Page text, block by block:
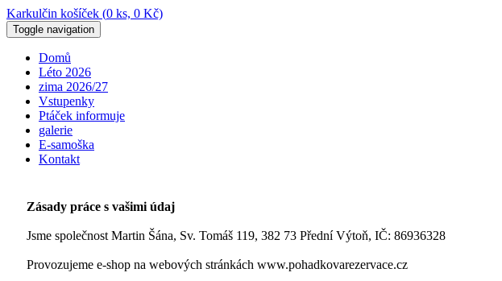
Karkulčin košíček (0 ks, 0 Kč)
Toggle navigation
Domů
Léto 2026
zima 2026/27
Vstupenky
Ptáček informuje
galerie
E-samoška
Kontakt
Zásady práce s vašimi údaj
Jsme společnost Martin Šána, Sv. Tomáš 119, 382 73 Přední Výtoň, IČ: 86936328
Provozujeme e-shop na webových stránkách www.pohadkovarezervace.cz